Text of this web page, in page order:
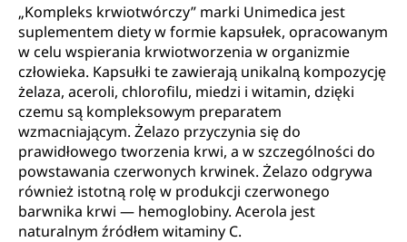
„Kompleks krwiotwórczy” marki Unimedica jest
suplementem diety w formie kapsułek, opracowanym
w celu wspierania krwiotworzenia w organizmie
człowieka. Kapsułki te zawierają unikalną kompozycję
żelaza, aceroli, chlorofilu, miedzi i witamin, dzięki
czemu są kompleksowym preparatem
wzmacniającym. Żelazo przyczynia się do
prawidłowego tworzenia krwi, a w szczególności do
powstawania czerwonych krwinek. Żelazo odgrywa
również istotną rolę w produkcji czerwonego
barwnika krwi — hemoglobiny. Acerola jest
naturalnym źródłem witaminy C.